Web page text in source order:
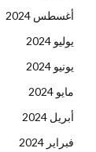
أغسطس 2024
يوليو 2024
يونيو 2024
مايو 2024
أبريل 2024
فبراير 2024